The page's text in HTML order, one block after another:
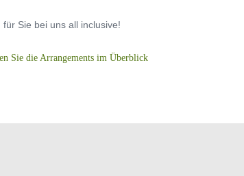
Sie bei uns all inclusive!
Sie die Arrangements im Überblick